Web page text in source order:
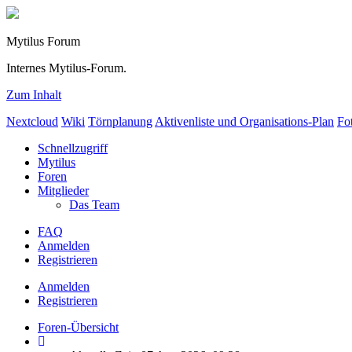
Mytilus Forum
Internes Mytilus-Forum.
Zum Inhalt
Nextcloud Wiki Törnplanung Aktivenliste und Organisations-Plan
Schnellzugriff
Mytilus
Foren
Mitglieder
Das Team
FAQ
Anmelden
Registrieren
Anmelden
Registrieren
Foren-Übersicht